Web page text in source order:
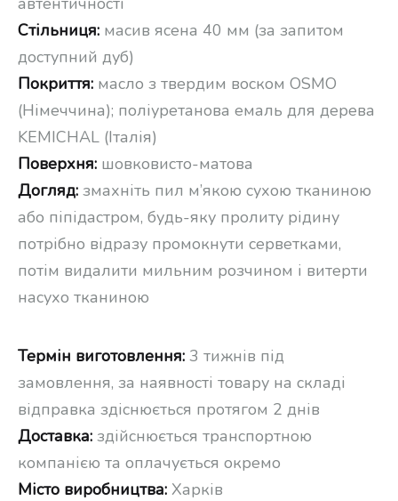
Стільниця: масив ясена 40 мм (за запитом
доступний дуб)
Покриття: масло з твердим воском OSMO
(Німеччина); поліуретанова емаль для дерева
KEMICHAL (Італія)
Поверхня: шовковисто-матова
Догляд: змахніть пил м’якою сухою тканиною
або піпідастром, будь-яку пролиту рідину
потрібно відразу промокнути серветками,
потім видалити мильним розчином і витерти
насухо тканиною
Термін виготовлення: 3 тижнів під
замовлення, за наявності товару на складі
відправка здіснюється протягом 2 днів
Доставка: здійснюється транспортною
компанією та оплачується окремо
Місто виробництва: Харків